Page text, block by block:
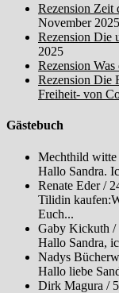
Rezension Zeit
November 2025
Rezension Die
2025
Rezension
Rezension Die
Freiheit- von
Gästebuch
Mechthild witte
Hallo Sandra.
Renate Eder/
Tilidin
Euch...
Gaby Kickuth /
Hallo Sandra,
Nadys
Hallo liebe
Dirk Magura /